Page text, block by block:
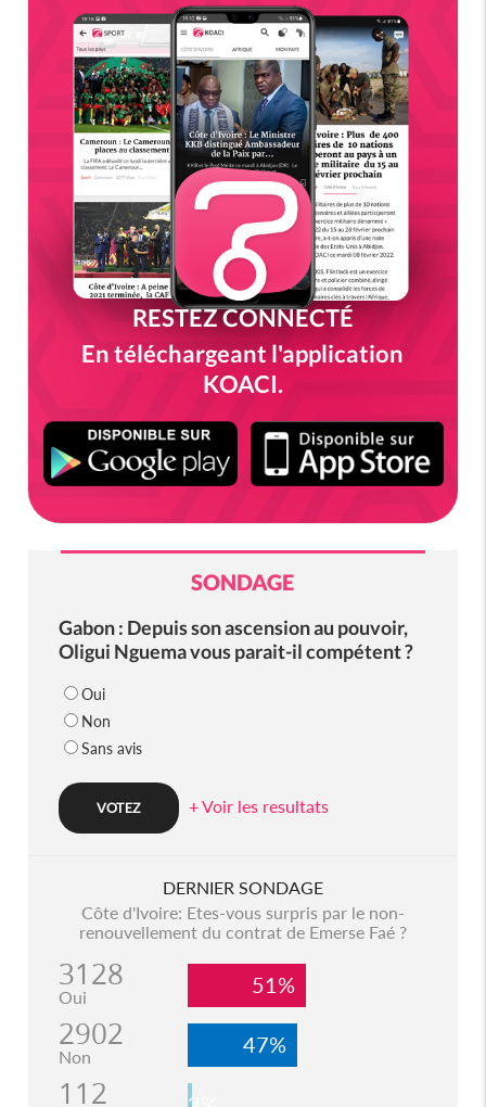
RESTEZ CONNECTÉ
En téléchargeant l'application
KOACI.
SONDAGE
Gabon : Depuis son ascension au pouvoir,
Oligui Nguema vous parait-il compétent ?
Oui
Non
Sans avis
+ Voir les resultats
DERNIER SONDAGE
Côte d'Ivoire: Etes-vous surpris par le non-
renouvellement du contrat de Emerse Faé ?
3128
Oui 51%
2902
Non 47%
112